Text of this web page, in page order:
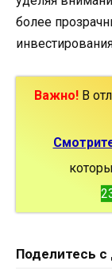
более
Важно!В
Поделитесь с